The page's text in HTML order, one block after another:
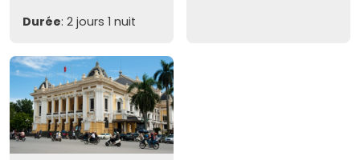
Durée: 2 jours 1 nuit